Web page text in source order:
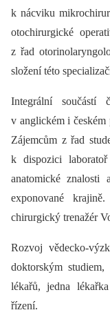
k nácviku
otochirurgické
z řad
složení této
Integrální součástí
v anglickém i českém
Zájemcům z řad
k dispozici
anatomické znalosti
exponované
chirurgický trenažér
Rozvoj vědecko-
doktorským
lékařů, jedna
řízení.